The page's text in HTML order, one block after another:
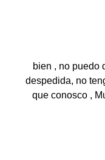
bien , no puedo
despedida, no
que conosco ,